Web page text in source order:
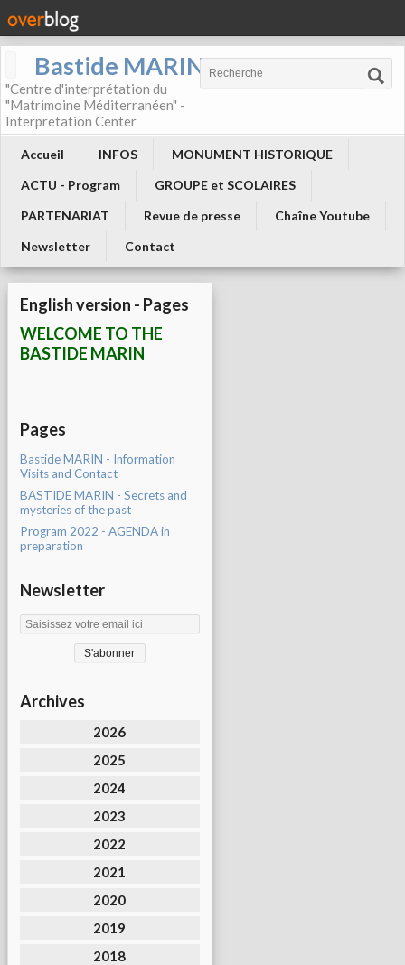
Bastide MARIN
"Centre d'interprétation du
"Matrimoine Méditerranéen" -
Interpretation Center
Accueil INFOS
MONUMENT HISTORIQUE
ACTU - Program
GROUPE et SCOLAIRES
PARTENARIAT
Revue de presse
Chaîne Youtube
Newsletter
Contact
English version - Pages
WELCOME TO THE
BASTIDE MARIN
Pages
Bastide MARIN - Information
Visits and Contact
BASTIDE MARIN - Secrets and
mysteries of the past
Program 2022 - AGENDA in
preparation
Newsletter
Archives
2026
2025
2024
2023
2022
2021
2020
2019
2018